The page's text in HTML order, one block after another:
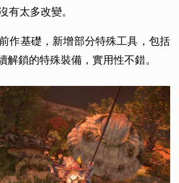
有太多改變。
作基礎，新增部分特殊工具，包括
解鎖的特殊裝備，實用性不錯。